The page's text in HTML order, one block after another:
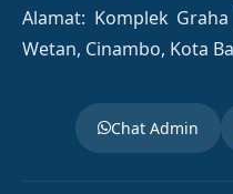
Alamat: Komplek
Wetan, Cinambo, Kota
Chat Admin